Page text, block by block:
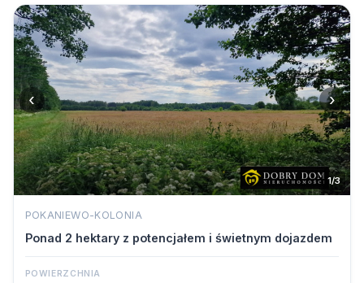
‹ ›
1/3
POKANIEWO-KOLONIA
Ponad 2 hektary z potencjałem i świetnym dojazdem
POWIERZCHNIA